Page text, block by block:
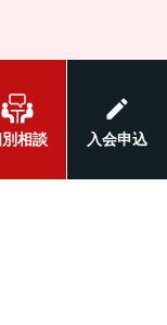
相談 入会申込
格を果たした“超・効率的”